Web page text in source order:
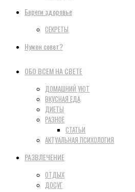
Береги здоровье
СЕКРЕТЫ
Нужен совет?
ОБО ВСЕМ НА СВЕТЕ
ДОМАШНИЙ УЮТ
ВКУСНАЯ ЕДА
ДИЕТЫ
РАЗНОЕ
СТАТЬИ
АКТУАЛЬНАЯ ПСИХОЛОГИЯ
РАЗВЛЕЧЕНИЕ
ОТДЫХ
ДОСУГ